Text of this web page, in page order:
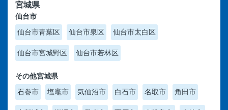
宮城県
仙台市
仙台市青葉区
仙台市泉区 仙台市太白区
仙台市宮城野区 仙台市若林区
その他宮城県
石巻市
塩竈市 気仙沼市 白石市 名取市 角田市